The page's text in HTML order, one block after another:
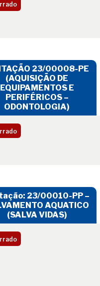
23/00008-PE
(AQUISIÇÃO DE
EQUIPAMENTOS E
PERIFÉRICOS –
ODONTOLOGIA)
23/00010-PP –
AQUATICO
(SALVA VIDAS)